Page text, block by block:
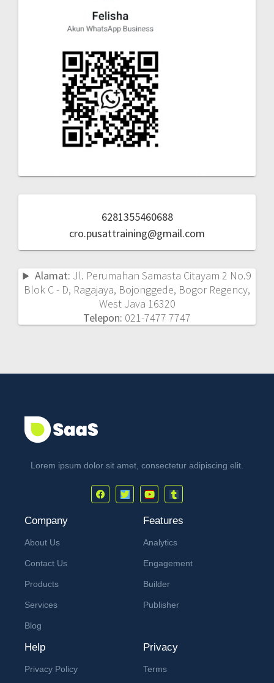
6281355460688
cro.pusattraining@gmail.com
Alamat: Jl. Perumahan Samasta Citayam 2 No.9
Blok C - D, Ragajaya, Bojonggede, Bogor Regency,
West Java 16320
Telepon: 021-7477 7747
Lorem ipsum dolor sit amet, consectetur adipiscing elit.
Company
About Us
Contact Us
Products
Services
Blog
Features
Analytics
Engagement
Builder
Publisher
Help
Privacy Policy
Privacy
Terms